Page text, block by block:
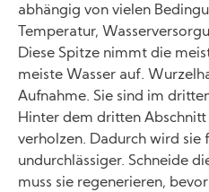
abhängig von vielen
Temperatur,
Diese Spitze nimmt die
meiste Wasser auf.
Aufnahme. Sie sind im
Hinter dem dritten
verholzen. Dadurch wird sie
undurchlässiger. Schneide
muss sie regenerieren,